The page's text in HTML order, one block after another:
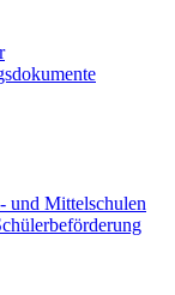
und Mittelschulen